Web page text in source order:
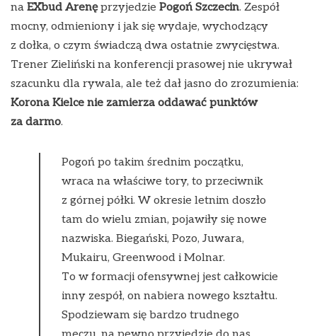
na EXbud Arenęprzyjedzie Pogoń Szczecin. Zespół
mocny, odmieniony i jak się wydaje, wychodzący
z dołka, o czym świadczą dwa ostatnie zwycięstwa.
Trener Zieliński na konferencji prasowej nie ukrywał
szacunku dla rywala, ale też dał jasno do zrozumienia:
Korona Kielce nie zamierza oddawać punktów
za darmo.
Pogoń po takim średnim początku,
wraca na właściwe tory, to przeciwnik
z górnej półki. W okresie letnim doszło
tam do wielu zmian, pojawiły się nowe
nazwiska. Biegański, Pozo, Juwara,
Mukairu, Greenwood i Molnar.
To w formacji ofensywnej jest całkowicie
inny zespół, on nabiera nowego kształtu.
Spodziewam się bardzo trudnego